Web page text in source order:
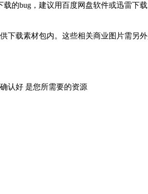
的bug，建议用百度网盘软件或迅雷下
下载素材包内。这些相关商业图片需另
认好 是您所需要的资源